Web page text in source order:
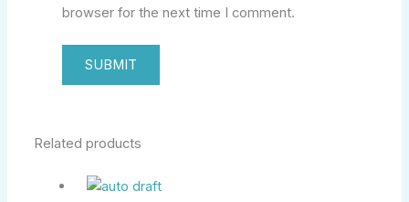
browser for the next time I comment.
Related products